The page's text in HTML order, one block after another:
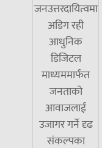
जनउत्तरदायित्वमा
अडिग रही
आधुनिक
डिजिटल
माध्यममार्फत
जनताको
आवाजलाई
उजागर गर्ने दृढ
संकल्पका